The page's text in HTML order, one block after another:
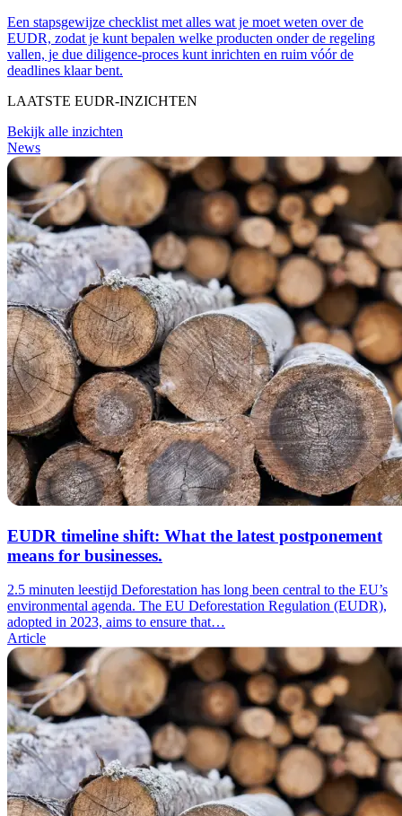
Een stapsgewijze checklist met alles wat je moet weten over de
EUDR, zodat je kunt bepalen welke producten onder de regeling
vallen, je due diligence-proces kunt inrichten en ruim vóór de
deadlines klaar bent.
LAATSTE EUDR-INZICHTEN
Bekijk alle inzichten
News
EUDR timeline shift: What the latest postponement
means for businesses.
2.5 minuten leestijd Deforestation has long been central to the EU’s
environmental agenda. The EU Deforestation Regulation (EUDR),
adopted in 2023, aims to ensure that…
Article